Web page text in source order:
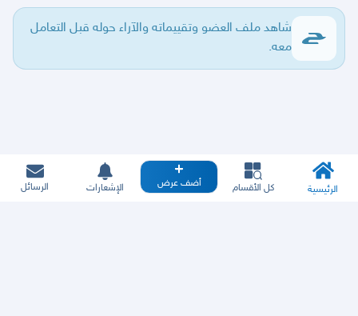
شاهد ملف العضو وتقييماته والآراء حوله قبل التعامل
معه.
الرئيسية كل الأقسام أضف عرض الإشعارات الرسائل